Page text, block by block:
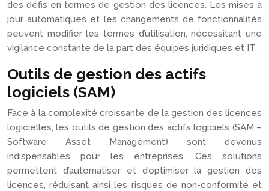
des défis en termes de gestion des licences. Les mises à
jour automatiques et les changements de fonctionnalités
peuvent modifier les termes d’utilisation, nécessitant une
vigilance constante de la part des équipes juridiques et IT.
Outils de gestion des actifs
logiciels (SAM)
Face à la complexité croissante de la gestion des licences
logicielles, les outils de gestion des actifs logiciels (SAM –
Software Asset Management) sont devenus
indispensables pour les entreprises. Ces solutions
permettent d’automatiser et d’optimiser la gestion des
licences, réduisant ainsi les risques de non-conformité et